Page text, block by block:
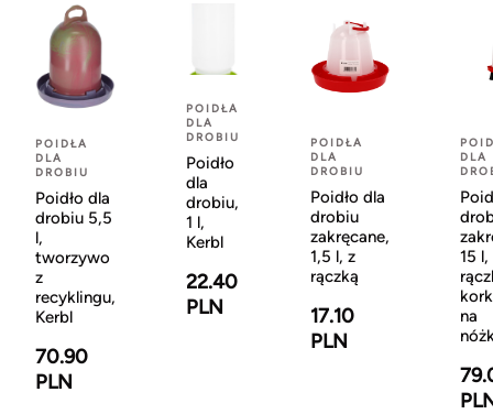
POIDŁA
DLA
DROBIU
Poidło dla
drobiu 5,5
l,
tworzywo
z
recyklingu,
Kerbl
70.90
PLN
POIDŁA
DLA
DROBIU
Poidło
dla
drobiu,
1 l,
Kerbl
22.40
PLN
POIDŁA
DLA
DROBIU
Poidło dla
drobiu
zakręcane,
1,5 l, z
rączką
17.10
PLN
DLA
15 l,
na